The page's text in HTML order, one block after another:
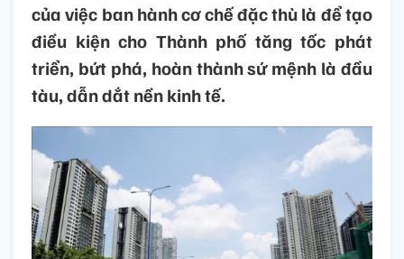
của việc ban hành cơ chế đặc thù là để tạo
điều kiện cho Thành phố tăng tốc phát
triển, bứt phá, hoàn thành sứ mệnh là đầu
tàu, dẫn dắt nền kinh tế.